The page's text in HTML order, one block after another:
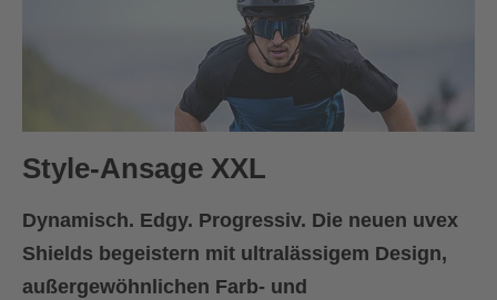
Style-Ansage XXL
Dynamisch. Edgy. Progressiv. Die neuen uvex
Shields begeistern mit ultralässigem Design,
außergewöhnlichen Farb- und